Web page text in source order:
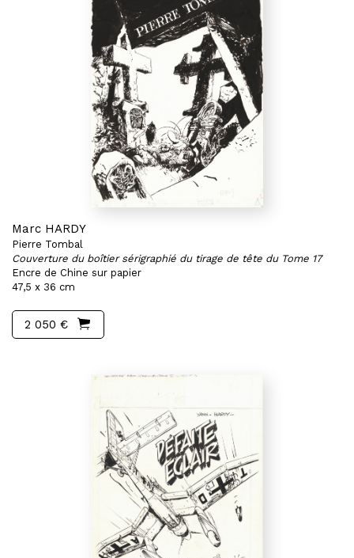
Marc HARDY
Pierre Tombal
Couverture du boîtier sérigraphié du tirage de tête du Tome 17
Encre de Chine sur papier
47,5 x 36 cm
2 050 €